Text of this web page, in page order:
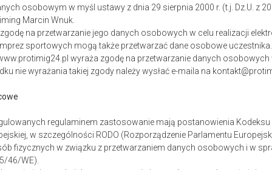
osobowym w myśl ustawy z dnia 29 sierpnia 2000 r. (t.j. Dz.U. z
Marcin Wnuk.
na przetwarzanie jego danych osobowych w celu realizacji
sportowych mogą także przetwarzać dane osobowe uczestnika.
wyraża zgodę na przetwarzanie danych
nie wyrażania takiej zgody należy wysłać e-maila na
regulaminem zastosowanie mają postanowienia
w szczególności RODO (Rozporządzenie Parlamentu
fizycznych w związku z przetwarzaniem danych osobowych i w
46/WE).